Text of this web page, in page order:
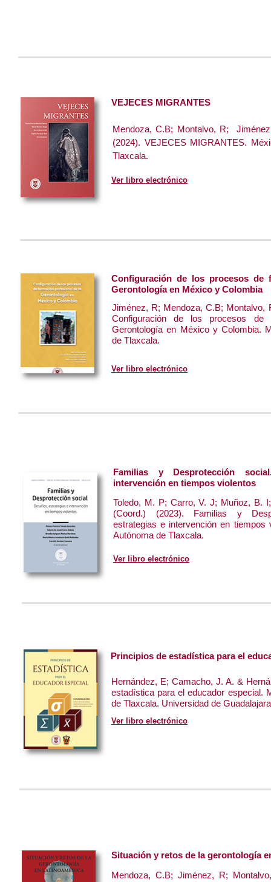
VEJECES MIGRANTES
Mendoza, C.B; Montalvo, R;
(2024). VEJECES MIGRANTES.
Tlaxcala.
Ver libro electrónico
Situación y retos de la gerontología
Principios de estadística para el
Familias y Desprotección
intervención en tiempos violentos
Configuración de los procesos de
Gerontología en México y Colombia
Jiménez, R; Mendoza, C.B; Montalvo,
Configuración de los procesos de
Gerontología en México y Colombia.
de Tlaxcala.
Ver libro electrónico
Toledo, M. P; Carro, V. J; Muñoz, B.
(Coord.) (2023). Familias y
estrategias e intervención en tiempos
Autónoma de Tlaxcala.
Ver libro electrónico
Hernández, E; Camacho, J. A. &
estadística para el educador especial.
de Tlaxcala. Universidad de
Ver libro electrónico
Mendoza, C.B; Jiménez, R;